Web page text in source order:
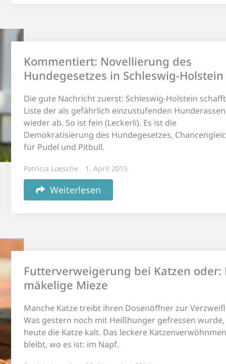
Kommentiert: Novellierung des
Hundegesetzes in Schleswig-Holstein
Die gute Nachricht zuerst: Schleswig-Holstein
Liste der als gefährlich einzustufenden Hunderassen
wieder ab. So ist fein (Leckerli). Es ist die
Demokratisierung des Hundegesetzes,
für Pudel und Pitbull.
Patricia Loesche 1. April 2015
Weiterlesen
Futterverweigerung bei Katzen oder:
mäkelige Mieze
Manche Katze treibt ihren Dosenöffner zur
Was gestern noch mit Heißhunger gefressen
heute die Katze kalt. Das leckere
bleibt, wo es ist: im Napf.